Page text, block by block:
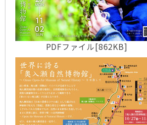
PDFファイル[862KB]